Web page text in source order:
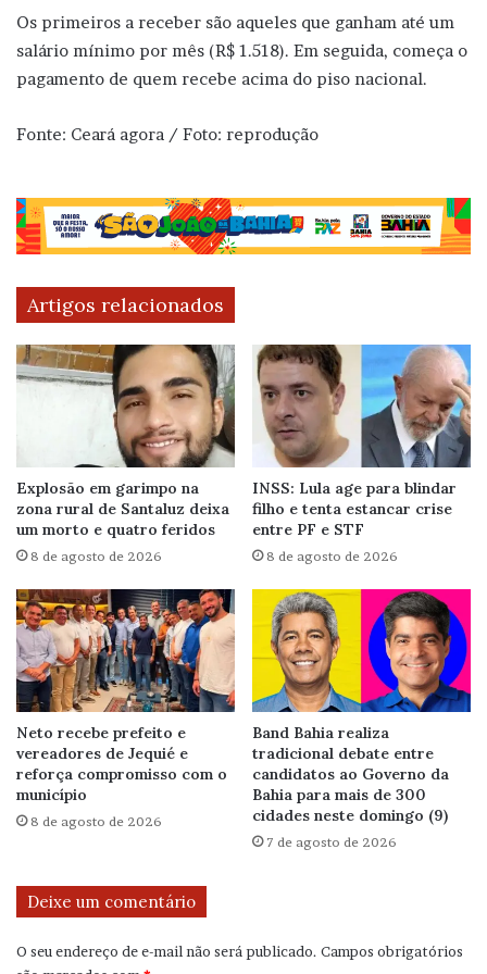
Os primeiros a receber são aqueles que ganham até um
salário mínimo por mês (R$ 1.518). Em seguida, começa o
pagamento de quem recebe acima do piso nacional.
Fonte: Ceará agora / Foto: reprodução
Artigos relacionados
Explosão em garimpo na
zona rural de Santaluz deixa
um morto e quatro feridos
8 de agosto de 2026
INSS: Lula age para blindar
filho e tenta estancar crise
entre PF e STF
8 de agosto de 2026
Neto recebe prefeito e
vereadores de Jequié e
reforça compromisso com o
município
8 de agosto de 2026
Band Bahia realiza
tradicional debate entre
candidatos ao Governo da
Bahia para mais de 300
cidades neste domingo (9)
7 de agosto de 2026
Deixe um comentário
O seu endereço de e-mail não será publicado. Campos obrigatórios